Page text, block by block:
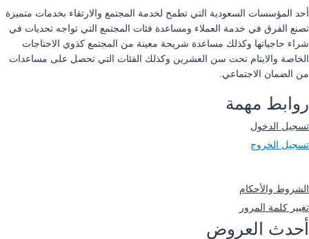
أحد المؤسسات السعودية التي تطمح لخدمة المجتمع والارتقاء بخدمات متميزة
تصنع الفرق في خدمة العملاء ومساعدة فئات المجتمع التي تواجه تحديات في
شراء حاجياتها وكذلك مساعدة شريحة معينة من المجتمع كذوي الاحتاجات
الخاصة والايتام تحت سن العشرين وكذلك الفئات التي تحصل على مساعدات
من الضمان الاجتماعي.
روابط مهمة
تسجيل الدخول
تسجيل الخروج
الشروط والأحكام
تغيير كلمة المرور
أحدث العروض